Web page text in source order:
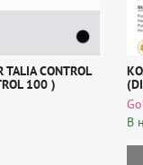
CONTROL
100 )
В